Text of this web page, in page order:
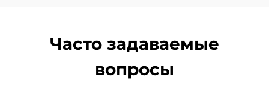
Часто задаваемые
вопросы